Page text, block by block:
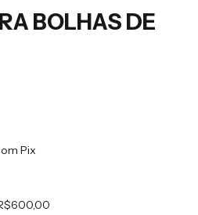
BOLHAS DE
Pix